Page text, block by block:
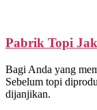
Pabrik Topi
Bagi Anda yang
Sebelum topi
dijanjikan.